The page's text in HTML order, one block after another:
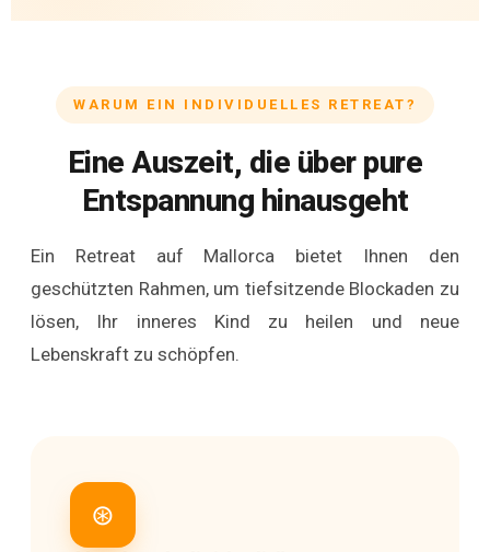
WARUM EIN INDIVIDUELLES RETREAT?
Eine Auszeit, die über pure
Entspannung hinausgeht
Ein Retreat auf Mallorca bietet Ihnen den
geschützten Rahmen, um tiefsitzende Blockaden zu
lösen, Ihr inneres Kind zu heilen und neue
Lebenskraft zu schöpfen.
⊛